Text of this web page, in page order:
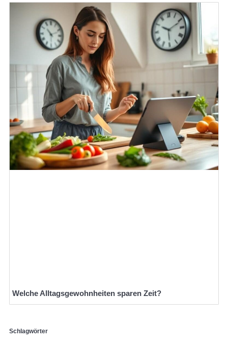
Welche Alltagsgewohnheiten sparen Zeit?
Schlagwörter